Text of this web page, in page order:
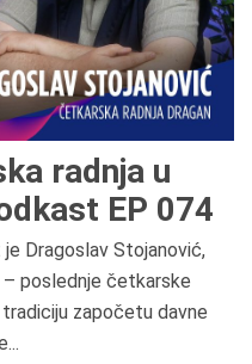
radnja u
EP 074
Dragoslav Stojanović,
poslednje četkarske
započetu davne